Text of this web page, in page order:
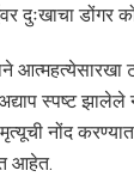
दुःखाचा डोंगर
आत्महत्येसारखा
स्पष्ट झालेले
नोंद
आहेत.